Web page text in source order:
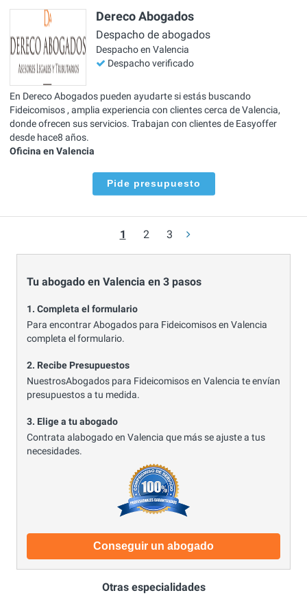
Dereco Abogados
Despacho de abogados
Despacho en Valencia
Despacho verificado
En Dereco Abogados pueden ayudarte si estás buscando
Fideicomisos , amplia experiencia con clientes cerca de Valencia,
donde ofrecen sus servicios. Trabajan con clientes de Easyoffer
desde hace8 años.
Oficina en Valencia
Pide presupuesto
1 2 3
Tu abogado en Valencia en 3 pasos
1. Completa el formulario
Para encontrar Abogados para Fideicomisos en Valencia
completa el formulario.
2. Recibe Presupuestos
NuestrosAbogados para Fideicomisos en Valencia te envían
presupuestos a tu medida.
3. Elige a tu abogado
Contrata alabogado en Valencia que más se ajuste a tus
necesidades.
Conseguir un abogado
Otras especialidades